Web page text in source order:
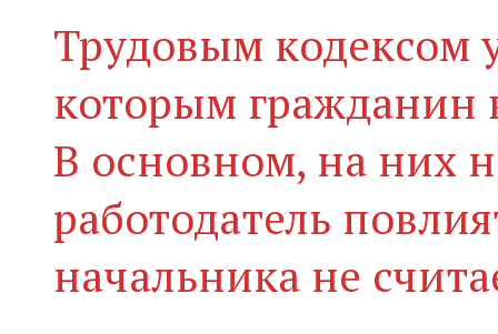
Трудовым кодексом
которым гражданин
В основном, на них
работодатель
начальника не